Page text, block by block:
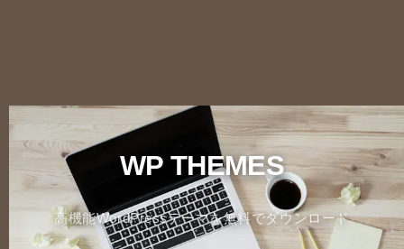
WP THEMES
高機能WordPressテーマを無料でダウンロード